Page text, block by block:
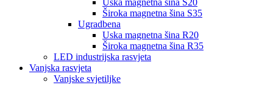
Uska magnetna šina S20
Široka magnetna šina S35
Ugradbena
Uska magnetna šina R20
Široka magnetna šina R35
LED industrijska rasvjeta
Vanjska rasvjeta
Vanjske svjetiljke